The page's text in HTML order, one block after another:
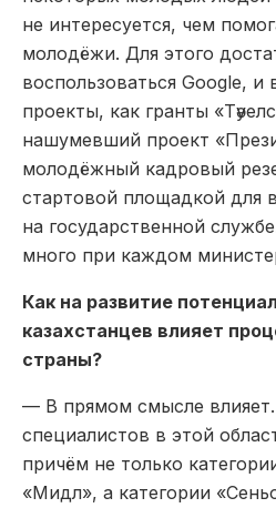
не интересуется, чем
молодёжи. Для этого
воспользоваться Google, и
проекты, как гранты
нашумевший проект
молодёжный кадровый
стартовой площадкой для
на государственной
много при каждом
Как на развитие
казахстанцев влияет
страны?
— В прямом смысле
специалистов в этой
причём не только
«Мидл», а категории